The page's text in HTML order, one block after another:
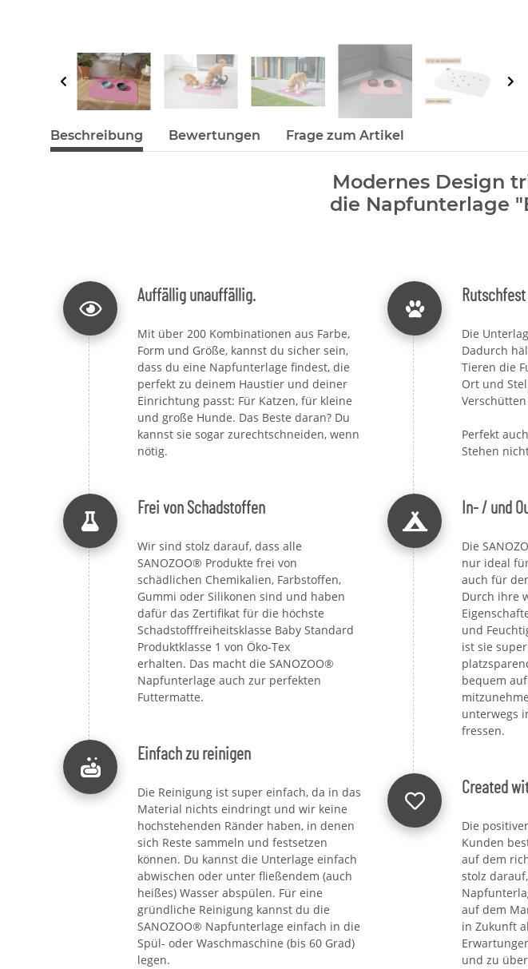
Beschreibung Bewertungen Frage zum Artikel
Modernes Design
die Napfunterlage
Auffällig unauffällig.
Mit über 200 Kombinationen aus Farbe,
Form und Größe, kannst du sicher sein,
dass du eine Napfunterlage findest, die
perfekt zu deinem Haustier und deiner
Einrichtung passt: Für Katzen, für kleine
und große Hunde. Das Beste daran? Du
kannst sie sogar zurechtschneiden, wenn
nötig.
Frei von Schadstoffen
Wir sind stolz darauf, dass alle
SANOZOO® Produkte frei von
schädlichen Chemikalien, Farbstoffen,
Gummi oder Silikonen sind und haben
dafür das Zertifikat für die höchste
Schadstofffreiheitsklasse Baby Standard
Produktklasse 1 von Öko-Tex
erhalten. Das macht die SANOZOO®
Napfunterlage auch zur perfekten
Futtermatte.
Einfach zu reinigen
Die Reinigung ist super einfach, da in das
Material nichts eindringt und wir keine
hochstehenden Ränder haben, in denen
sich Reste sammeln und festsetzen
können. Du kannst die Unterlage einfach
abwischen oder unter fließendem (auch
heißes) Wasser abspülen. Für eine
gründliche Reinigung kannst du die
SANOZOO® Napfunterlage einfach in die
Spül- oder Waschmaschine (bis 60 Grad)
legen.
Rutschfest
Die
Dadurch
Tieren die
Ort und
Perfekt
Stehen
In- / und
Die
nur ideal
auch für
Durch ihre
und
ist sie
bequem
unterwegs
fressen.
Created
Die
Kunden
auf dem
stolz
auf dem
in Zukunft
und zu